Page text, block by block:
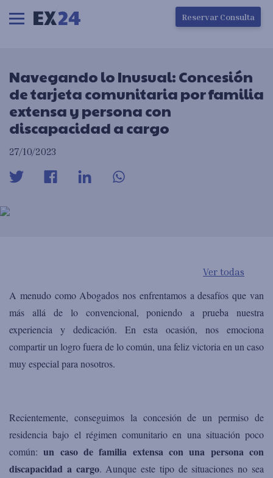
Ha ocurrido un error en la carga de la pantalla
Reservar Consulta
Navegando lo Inusual: Concesión
de tarjeta comunitaria por familia
extensa y persona con
discapacidad a cargo
27/10/2023
Ver todas
A menudo como Abogados nos enfrentamos a desafíos que van
más allá de lo convencional, poniendo a prueba nuestra
experiencia y dedicación. En esta ocasión, nos emociona
compartir un logro fuera de lo común, una feliz victoria en un caso
muy especial para nosotros.
Recientemente, conseguimos la concesión de un permiso de
residencia bajo el régimen comunitario en una situación poco
común:un caso de familia extensa con una persona con
discapacidad a cargo. Aunque este tipo de situaciones no sea